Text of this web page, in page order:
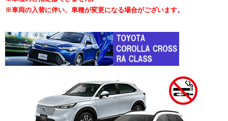
※車両の入替に伴い、車種が変更になる場合がございます。